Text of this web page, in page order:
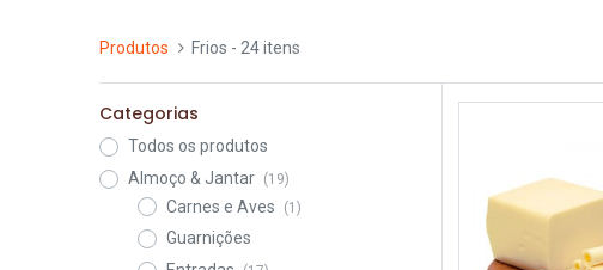
Produtos Frios - 24 itens
Categorias
Todos os produtos
Almoço & Jantar
(19)
Carnes e Aves (1)
Guarnições